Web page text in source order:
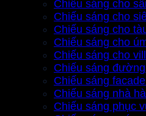
Chiếu sáng cho
Chiếu sáng cho
Chiếu sáng cho
Chiếu sáng cho
Chiếu sáng cho
Chiếu sáng
Chiếu sáng
Chiếu sáng nhà
Chiếu sáng phục